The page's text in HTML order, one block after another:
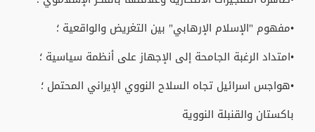
•مفهوم "الإسلام الإرهابي" بين التغريض والواقعية ؛
•امتداد الرغبة الجامحة إلى الإجهاز على أنظمة سياسية ؛
•هواجس اسرائيل تجاه السلاح النووي الإيراني المحتمل ؛
باكستان والقنبلة النووية